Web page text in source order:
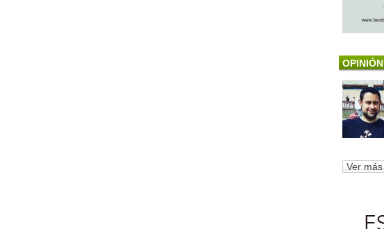
OPINIÓN
Ver más